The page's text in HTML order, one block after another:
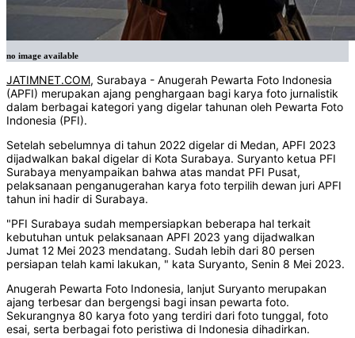
no image available
JATIMNET.COM, Surabaya - Anugerah Pewarta Foto Indonesia
(APFI) merupakan ajang penghargaan bagi karya foto jurnalistik
dalam berbagai kategori yang digelar tahunan oleh Pewarta Foto
Indonesia (PFI).
Setelah sebelumnya di tahun 2022 digelar di Medan, APFI 2023
dijadwalkan bakal digelar di Kota Surabaya. Suryanto ketua PFI
Surabaya menyampaikan bahwa atas mandat PFI Pusat,
pelaksanaan penganugerahan karya foto terpilih dewan juri APFI
tahun ini hadir di Surabaya.
"PFI Surabaya sudah mempersiapkan beberapa hal terkait
kebutuhan untuk pelaksanaan APFI 2023 yang dijadwalkan
Jumat 12 Mei 2023 mendatang. Sudah lebih dari 80 persen
persiapan telah kami lakukan, " kata Suryanto, Senin 8 Mei 2023.
Anugerah Pewarta Foto Indonesia, lanjut Suryanto merupakan
ajang terbesar dan bergengsi bagi insan pewarta foto.
Sekurangnya 80 karya foto yang terdiri dari foto tunggal, foto
esai, serta berbagai foto peristiwa di Indonesia dihadirkan.